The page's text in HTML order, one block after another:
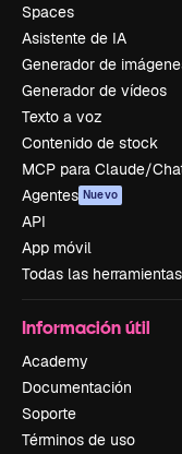
Spaces
Asistente de IA
Generador de
Generador de vídeos
Texto a voz
Contenido de stock
MCP para Claude/
Agentes Nuevo
API
App móvil
Todas las herramientas
Información útil
Academy
Documentación
Soporte
Términos de uso